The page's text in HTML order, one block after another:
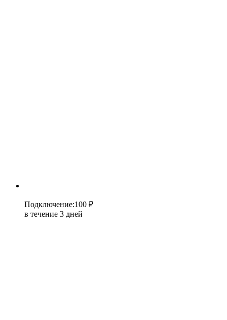
Подключение:100 ₽
в течение 3 дней